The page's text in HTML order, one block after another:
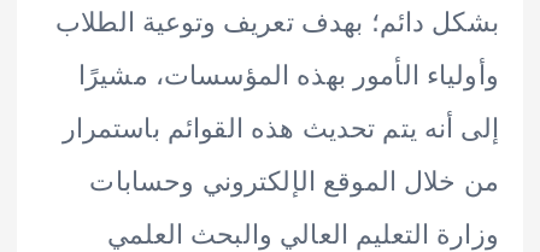
دائم؛ بهدف تعريف وتوعية الطلاب
الأمور بهذه المؤسسات، مشيرًا
يتم تحديث هذه القوائم باستمرار
الموقع الإلكتروني وحسابات
التعليم العالي والبحث العلمي